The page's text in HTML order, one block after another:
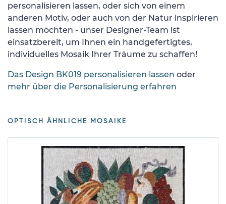
personalisieren lassen, oder sich von einem
anderen Motiv, oder auch von der Natur inspirieren
lassen möchten - unser Designer-Team ist
einsatzbereit, um Ihnen ein handgefertigtes,
individuelles Mosaik Ihrer Träume zu schaffen!
Das Design BK019 personalisieren lassen oder
mehr über die Personalisierung erfahren
OPTISCH ÄHNLICHE MOSAIKE